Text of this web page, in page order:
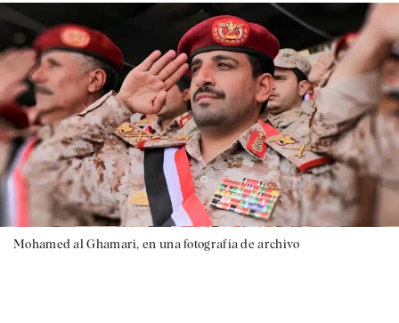
Mohamed al Ghamari, en una fotografía de archivo